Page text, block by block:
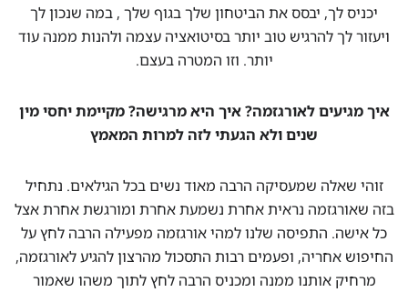
יכניס לך, יבסס את הביטחון שלך בגוף שלך , במה שנכון לך
ויעזור לך להרגיש טוב יותר בסיטואציה עצמה ולהנות ממנה עוד
יותר. וזו המטרה בעצם.
איך מגיעים לאורגזמה? איך היא מרגישה? מקיימת יחסי מין
שנים ולא הגעתי לזה למרות המאמץ
זוהי שאלה שמעסיקה הרבה מאוד נשים בכל הגילאים. נתחיל
בזה שאורגזמה נראית אחרת נשמעת אחרת ומורגשת אחרת אצל
כל אישה. התפיסה שלנו למהי אורגזמה מפעילה הרבה לחץ על
החיפוש אחריה, ופעמים רבות התסכול מהרצון להגיע לאורגזמה,
מרחיק אותנו ממנה ומכניס הרבה לחץ לתוך משהו שאמור